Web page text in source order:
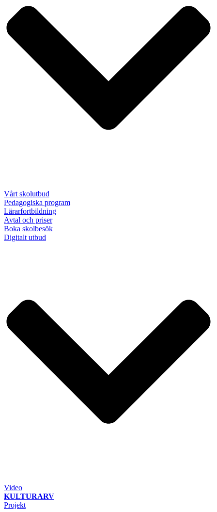
Vårt skolutbud
Pedagogiska program
Lärarfortbildning
Avtal och priser
Boka skolbesök
Digitalt utbud
Video
KULTURARV
Projekt